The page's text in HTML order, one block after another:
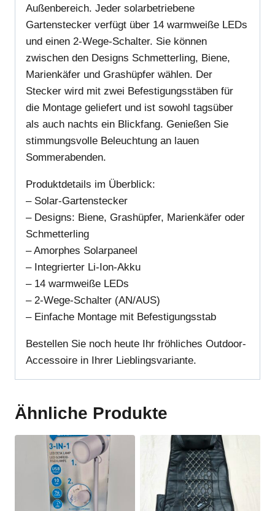
Außenbereich. Jeder solarbetriebene
Gartenstecker verfügt über 14 warmweiße LEDs
und einen 2-Wege-Schalter. Sie können
zwischen den Designs Schmetterling, Biene,
Marienkäfer und Grashüpfer wählen. Der
Stecker wird mit zwei Befestigungsstäben für
die Montage geliefert und ist sowohl tagsüber
als auch nachts ein Blickfang. Genießen Sie
stimmungsvolle Beleuchtung an lauen
Sommerabenden.
Produktdetails im Überblick:
– Solar-Gartenstecker
– Designs: Biene, Grashüpfer, Marienkäfer oder
Schmetterling
– Amorphes Solarpaneel
– Integrierter Li-Ion-Akku
– 14 warmweiße LEDs
– 2-Wege-Schalter (AN/AUS)
– Einfache Montage mit Befestigungsstab
Bestellen Sie noch heute Ihr fröhliches Outdoor-
Accessoire in Ihrer Lieblingsvariante.
Ähnliche Produkte